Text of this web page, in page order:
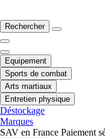
Rechercher
Equipement
Sports de combat
Arts martiaux
Entretien physique
Déstockage
Marques
SAV en France Paiement